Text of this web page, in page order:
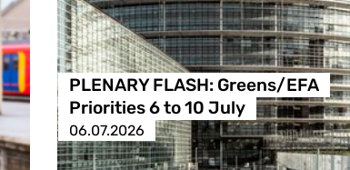
PLENARY FLASH: Greens/EFA
Priorities 6 to 10 July
06.07.2026